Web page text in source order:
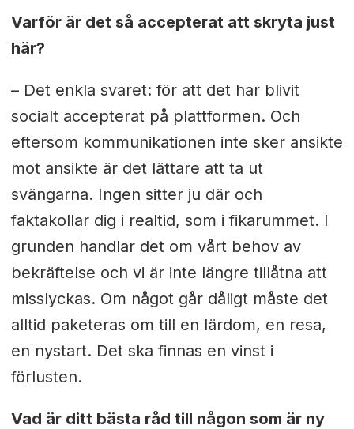
Varför är det så accepterat att skryta just
här?
– Det enkla svaret: för att det har blivit
socialt accepterat på plattformen. Och
eftersom kommunikationen inte sker ansikte
mot ansikte är det lättare att ta ut
svängarna. Ingen sitter ju där och
faktakollar dig i realtid, som i fikarummet. I
grunden handlar det om vårt behov av
bekräftelse och vi är inte längre tillåtna att
misslyckas. Om något går dåligt måste det
alltid paketeras om till en lärdom, en resa,
en nystart. Det ska finnas en vinst i
förlusten.
Vad är ditt bästa råd till någon som är ny